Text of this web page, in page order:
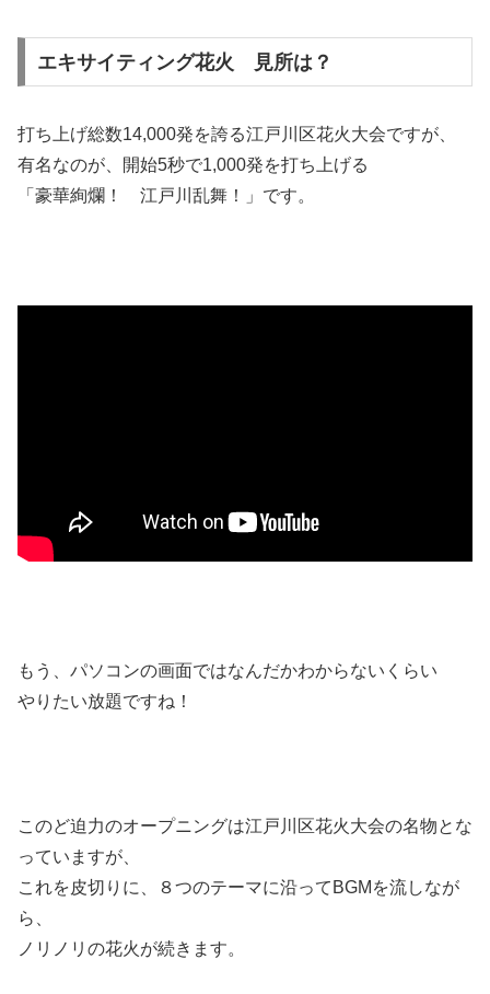
エキサイティング花火 見所は？
打ち上げ総数14,000発を誇る江戸川区花火大会ですが、
有名なのが、開始5秒で1,000発を打ち上げる
「豪華絢爛！ 江戸川乱舞！」です。
もう、パソコンの画面ではなんだかわからないくらい
やりたい放題ですね！
このど迫力のオープニングは江戸川区花火大会の名物とな
っていますが、
これを皮切りに、８つのテーマに沿ってBGMを流しなが
ら、
ノリノリの花火が続きます。